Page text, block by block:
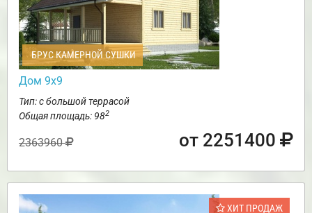
БРУС КАМЕРНОЙ СУШКИ
Дом 9х9
Тип: с большой террасой
Общая площадь: 982
2363960 от 2251400
ХИТ ПРОДАЖ